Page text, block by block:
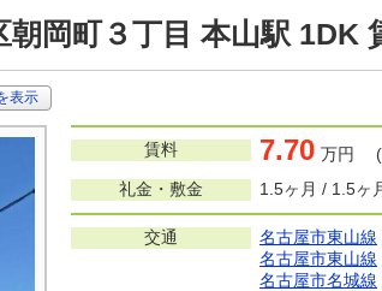
朝岡町３丁目 本山駅 1DK
表示
賃料 7.70 万円 (
礼金・敷金
1.5ヶ月 / 1.5ヶ
交通 名古屋市東山線
名古屋市東山線
名古屋市名城線